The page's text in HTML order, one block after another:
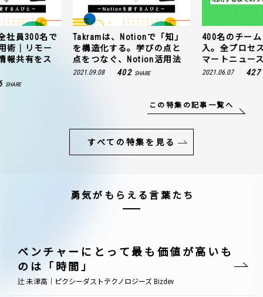
社員300名で
術｜リモー
報共有をス
SHARE
Takramは、Notionで「知」
を構造化する。学びの点と
点をつなぐ、Notion活用法
2021.09.08 402 SHARE
400名のチー
入。全プロセ
マートニュー
2021.06.07 427
この特集の記事一覧へ
すべての特集を見る
勇気がもらえる言葉たち
ベンチャーにとって最も価値が高いも
のは「時間」
辻 未津高｜ピクシーダストテクノロジーズ Bizdev